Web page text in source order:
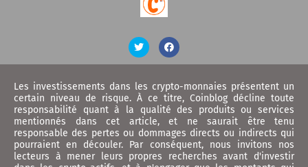
Les investissements dans les crypto-monnaies présentent un
certain niveau de risque. À ce titre, Coinblog décline toute
responsabilité quant à la qualité des produits ou services
mentionnés dans cet article, et ne saurait être tenu
responsable des pertes ou dommages directs ou indirects qui
pourraient en découler. Par conséquent, nous invitons nos
lecteurs à mener leurs propres recherches avant d'investir